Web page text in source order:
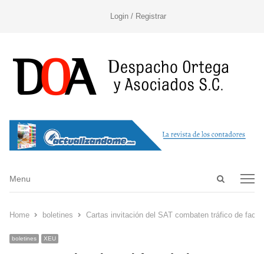
Login / Registrar
Open
Menu
Menu
Home boletines Cartas invitación del SAT combaten tráfico de
boletines XEU